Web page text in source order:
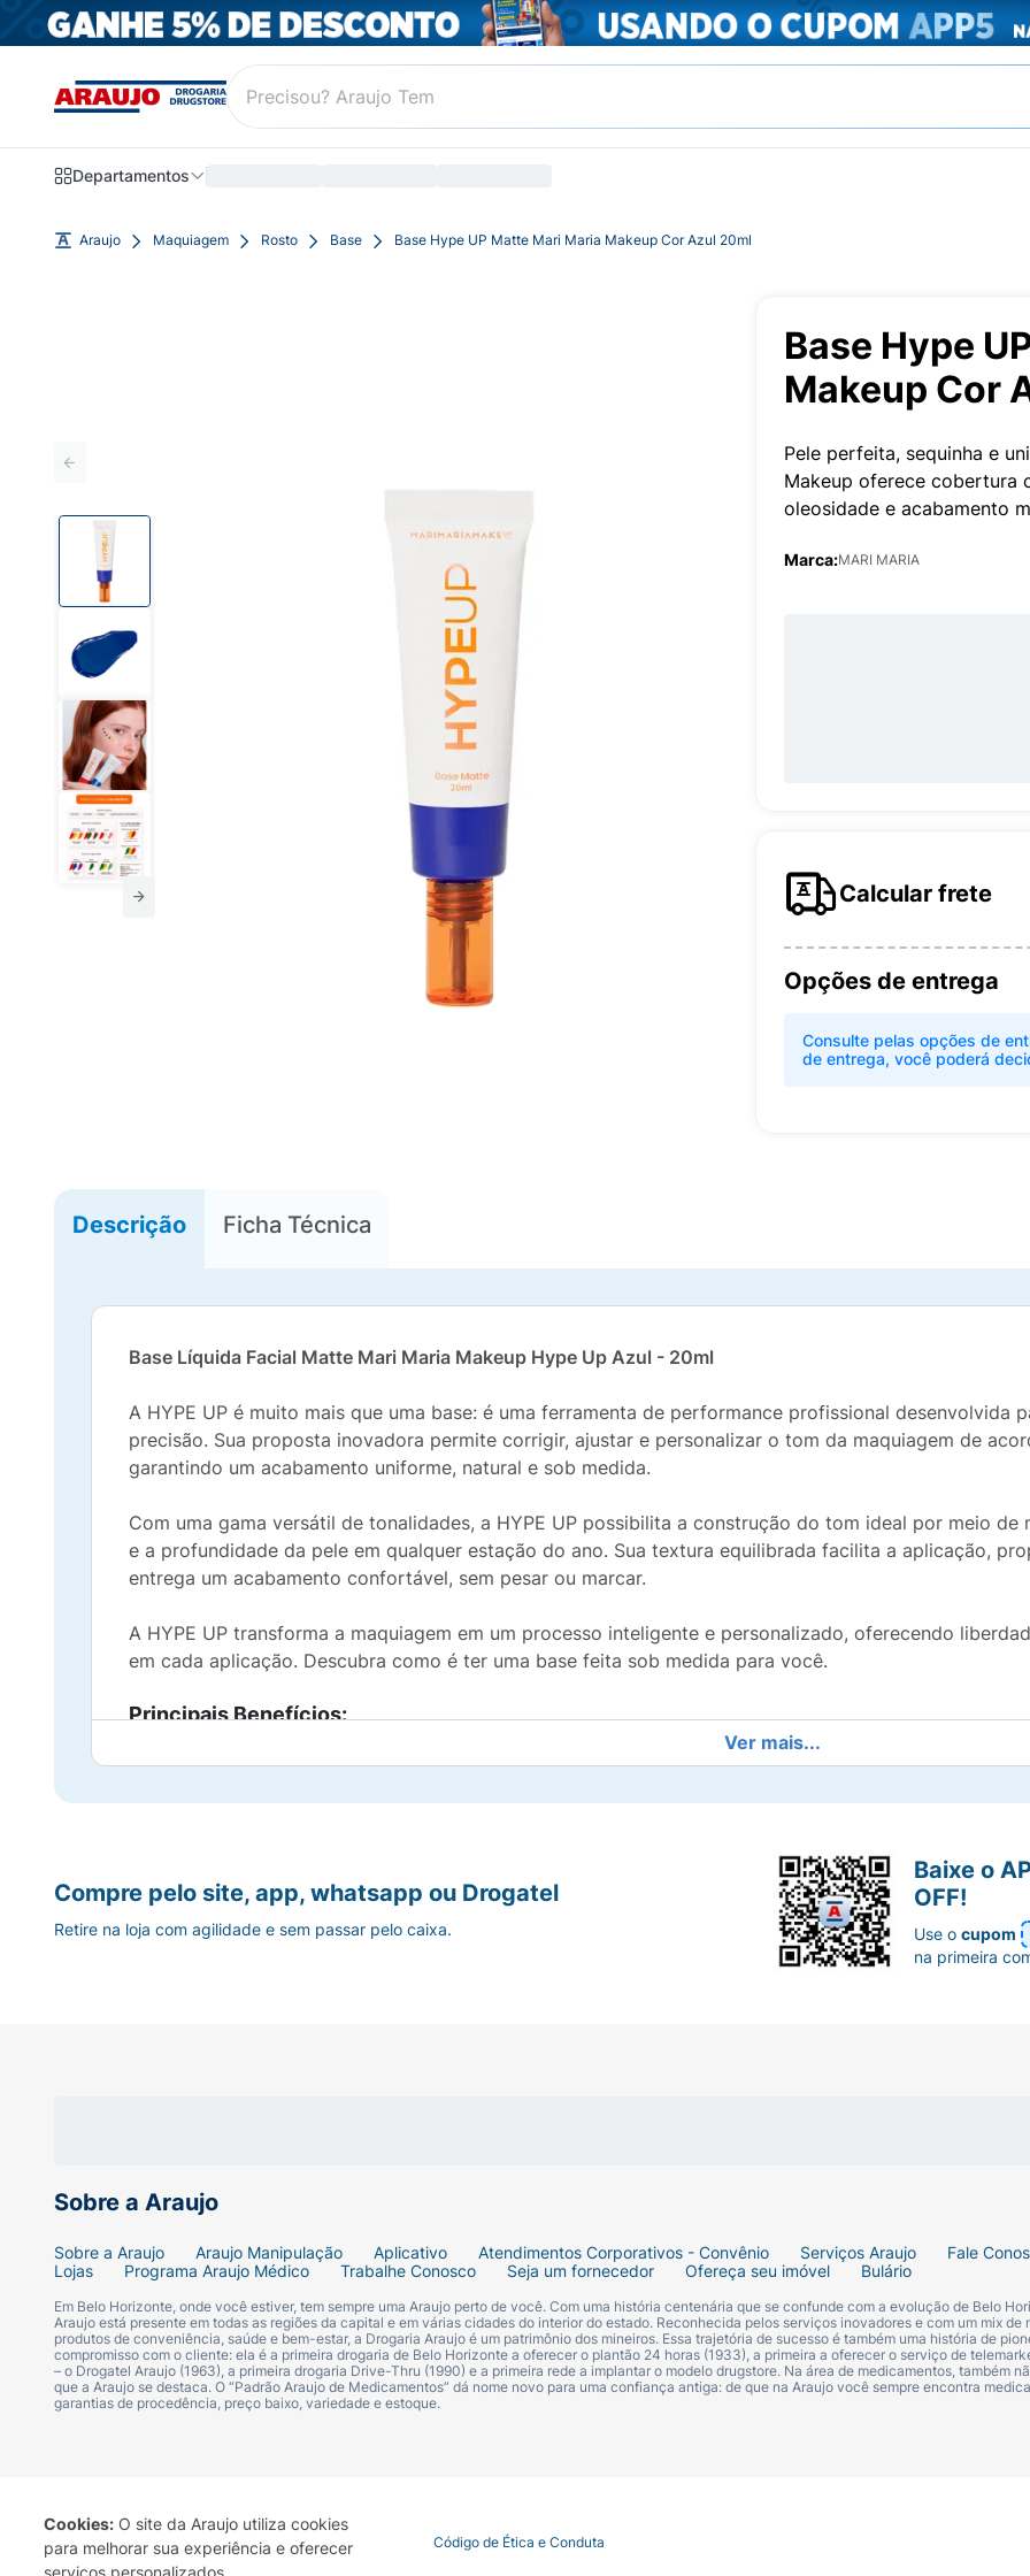
Cookies: O site da Araujo utiliza cookies
para melhorar sua experiência e oferecer
serviços personalizados.
Departamentos
Araujo Maquiagem Rosto Base Base Hype UP Matte Mari Maria Makeup Cor Azul 20ml
Base Hype
Makeup Cor
Pele perfeita, sequinha e
Makeup oferece cobertura
oleosidade e acabamento
Marca:MARI MARIA
Calcular frete
Opções de entrega
Consulte pelas opções de
de entrega, você poderá
Descrição Ficha Técnica
Base Líquida Facial Matte Mari Maria Makeup Hype Up Azul - 20ml
A HYPE UP é muito mais que uma base: é uma ferramenta de performance profissional desenvolvida
precisão. Sua proposta inovadora permite corrigir, ajustar e personalizar o tom da maquiagem de
garantindo um acabamento uniforme, natural e sob medida.
Com uma gama versátil de tonalidades, a HYPE UP possibilita a construção do tom ideal por meio
e a profundidade da pele em qualquer estação do ano. Sua textura equilibrada facilita a aplicação,
entrega um acabamento confortável, sem pesar ou marcar.
A HYPE UP transforma a maquiagem em um processo inteligente e personalizado, oferecendo
em cada aplicação. Descubra como é ter uma base feita sob medida para você.
Principais Benefícios:
Acabamento Matte Confortável:Deixa a pele com toque seco e aveludado, controlando a
Textura Fluida e Leve:Desliza facilmente sobre a pele, garantindo um efeito uniforme de maneira
Altamente resistente, mantém a maquiagem bonita e no lugar por muitas horas.
Com a pele do rosto limpa, hidratada e preparada com o seu primer favorito, aplique uma pequena
com leves batidinhas para melhor aderência. Se desejar uma cobertura mais intensa, espere a
Ficha Técnica:
Marca:Mari Maria Makeup.
Linha:Hype Up.
Cobertura:Média a Alta (Construível).
Ver mais...
Sobre a Araujo
Sobre a Araujo Araujo Manipulação Aplicativo Atendimentos Corporativos - Convênio Serviços Araujo
Fale
Lojas
Programa Araujo Médico Trabalhe Conosco Seja um fornecedor Ofereça seu imóvel Bulário
Em Belo Horizonte, onde você estiver, tem sempre uma Araujo perto de você. Com uma história centenária que se confunde com a evolução de Belo
Araujo está presente em todas as regiões da capital e em várias cidades do interior do estado. Reconhecida pelos serviços inovadores e com um mix de
produtos de conveniência, saúde e bem-estar, a Drogaria Araujo é um patrimônio dos mineiros. Essa trajetória de sucesso é também uma história de
compromisso com o cliente: ela é a primeira drogaria de Belo Horizonte a oferecer o plantão 24 horas (1933), a primeira a oferecer o serviço de
– o Drogatel Araujo (1963), a primeira drogaria Drive-Thru (1990) e a primeira rede a implantar o modelo drugstore. Na área de medicamentos, também
que a Araujo se destaca. O “Padrão Araujo de Medicamentos” dá nome novo para uma confiança antiga: de que na Araujo você sempre encontra
garantias de procedência, preço baixo, variedade e estoque.
Compre pelo site, app, whatsapp ou Drogatel
Retire na loja com agilidade e sem passar pelo caixa.
Baixe o
OFF!
Use ocupom
na primeira
Termo de Uso Portal da Privacidade Covid-19 Código de Ética e Conduta